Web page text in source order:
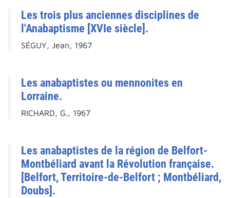
Les trois plus anciennes disciplines de
l'Anabaptisme [XVIe siècle].
SÉGUY, Jean, 1967
Les anabaptistes ou mennonites en
Lorraine.
RICHARD, G., 1967
Les anabaptistes de la région de Belfort-
Montbéliard avant la Révolution française.
[Belfort, Territoire-de-Belfort ; Montbéliard,
Doubs].